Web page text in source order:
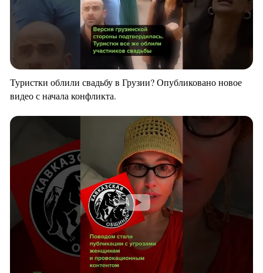
Туристки облили свадьбу в Грузии? Опубликовано новое
видео с начала конфликта.